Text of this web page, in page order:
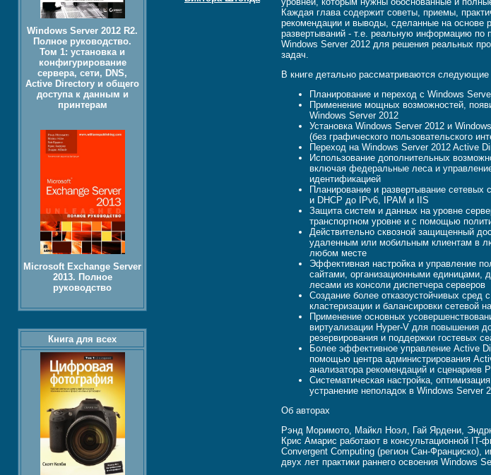
Каждая глава содержит советы, приемы,
рекомендации и выводы, сделанные на основе
развертываний - т.е. реальную информацию по
Windows Server 2012 для решения реальных
задач.
В книге детально рассматриваются
Планирование и переход с Windows
Применение мощных возможностей,
Windows Server 2012
Установка Windows Server 2012 и
(без графического пользовательского
Переход на Windows Server 2012 Active
Использование дополнительных
включая федеральные леса и
идентификацией
Планирование и развертывание сетевых
и DHCP до IPv6, IPAM и IIS
Защита систем и данных на уровне
транспортном уровне и с помощью
Действительно сквозной защищенный
удаленным или мобильным клиентам в
любом месте
Эффективная настройка и управление
сайтами, организационными единицами,
лесами из консоли диспетчера серверов
Создание более отказоустойчивых сред
кластеризации и балансировки сетевой
Применение основных
виртуализации Hyper-V для повышения
резервирования и поддержки гостевых
Более эффективное управление Active
помощью центра администрирования
анализатора рекомендаций и сценариев
Систематическая настройка,
устранение неполадок в Windows Server
Об авторах
Рэнд Моримото, Майкл Ноэл, Гай Ярдени,
Крис Амарис работают в консультационной IT-
Convergent Computing (регион Сан-Франциско),
двух лет практики раннего освоения Windows
Windows Server 2012 R2.
Полное руководство.
Том 1: установка и
конфигурирование
сервера, сети, DNS,
Active Directory и общего
доступа к данным и
принтерам
Microsoft Exchange Server
2013. Полное
руководство
Книга для всех